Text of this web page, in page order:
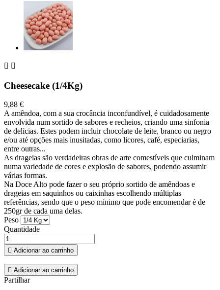
 
Cheesecake (1/4Kg)
9,88 €
A amêndoa, com a sua crocância inconfundível, é cuidadosamente
envolvida num sortido de sabores e recheios, criando uma sinfonia
de delícias. Estes podem incluir chocolate de leite, branco ou negro
e/ou até opções mais inusitadas, como licores, café, especiarias,
entre outras...
As drageias são verdadeiras obras de arte comestíveis que culminam
numa variedade de cores e explosão de sabores, podendo assumir
várias formas.
Na Doce Alto pode fazer o seu próprio sortido de amêndoas e
drageias em saquinhos ou caixinhas escolhendo múltiplas
referências, sendo que o peso mínimo que pode encomendar é de
250gr de cada uma delas.
Peso
Quantidade
 Adicionar ao carrinho
 Adicionar ao carrinho
Partilhar